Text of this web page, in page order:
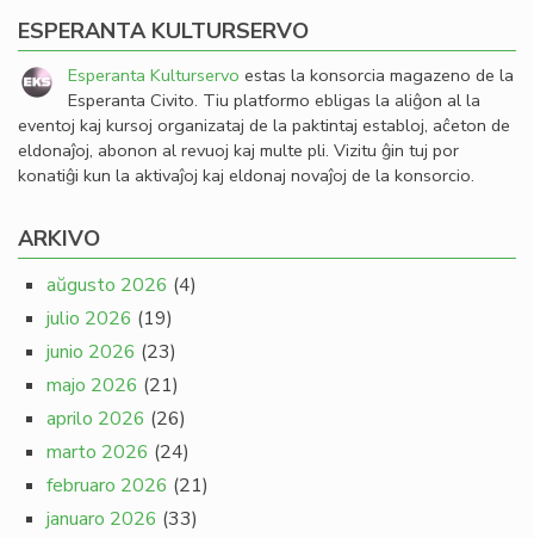
ESPERANTA KULTURSERVO
Esperanta Kulturservo estas la konsorcia magazeno de la
Esperanta Civito. Tiu platformo ebligas la aliĝon al la
eventoj kaj kursoj organizataj de la paktintaj establoj, aĉeton de
eldonaĵoj, abonon al revuoj kaj multe pli. Vizitu ĝin tuj por
konatiĝi kun la aktivaĵoj kaj eldonaj novaĵoj de la konsorcio.
ARKIVO
aŭgusto 2026 (4)
julio 2026 (19)
junio 2026 (23)
majo 2026 (21)
aprilo 2026 (26)
marto 2026 (24)
februaro 2026 (21)
januaro 2026 (33)